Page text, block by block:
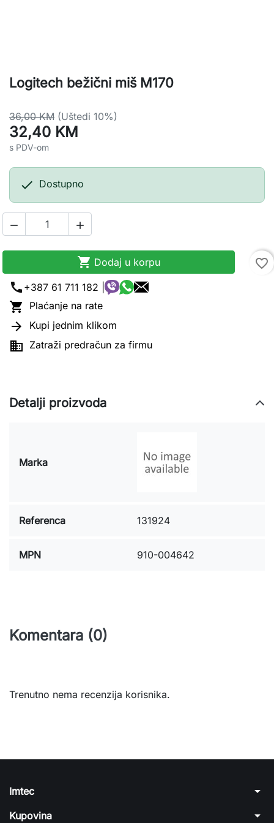
Logitech bežični miš M170
36,00 KM (Uštedi 10%)
32,40 KM
s PDV-om
 Dostupno
 
 Dodaj u korpu
favorite_border
call +387 61 711 182 |
 Plaćanje na rate
 Kupi jednim klikom
 Zatraži predračun za firmu
Detalji proizvoda
Marka
Referenca 131924
MPN 910-004642
Komentara (0)
Trenutno nema recenzija korisnika.
Imtec arrow_drop_down
Kupovina arrow_drop_down